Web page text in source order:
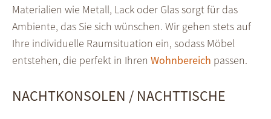
Materialien wie Metall, Lack oder Glas sorgt für das
Ambiente, das Sie sich wünschen. Wir gehen stets auf
Ihre individuelle Raumsituation ein, sodass Möbel
entstehen, die perfekt in Ihren Wohnbereich passen.
NACHTKONSOLEN / NACHTTISCHE